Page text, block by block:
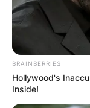
BRAINBERRIES
Hollywood's
Inside!